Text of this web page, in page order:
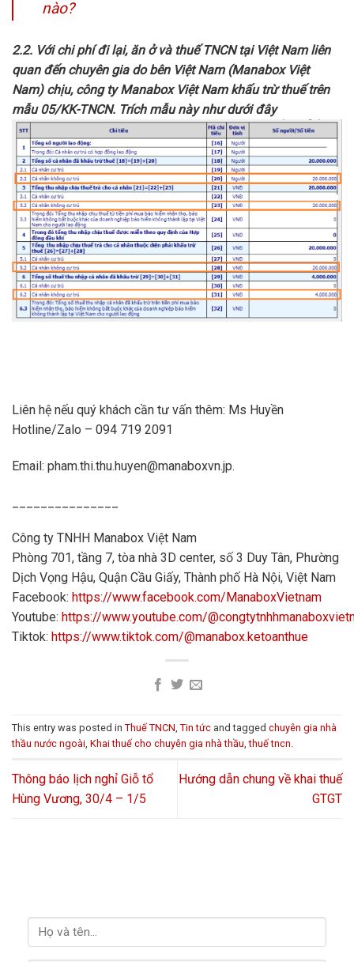
nào?
2.2. Vớichi phí đi lại, ăn ở và thuế TNCN tại Việt Nam liên
quan đến chuyên gia do bên Việt Nam (Manabox Việt
Nam) chịu, công ty Manabox Việt Nam khấu trừ thuế trên
mẫu 05/KK-TNCN. Trích mẫu này như dưới đây
Liên hệ nếu quý khách cần tư vấn thêm: Ms Huyền
Hotline/Zalo – 094 719 2091
Email: pham.thi.thu.huyen@manaboxvn.jp.
Công ty TNHH Manabox Việt Nam
Phòng 701, tầng 7, tòa nhà 3D center, số 3 Duy Tân, Phường
Dịch Vọng Hậu, Quận Cầu Giấy, Thành phố Hà Nội, Việt Nam
Facebook: https://www.facebook.com/ManaboxVietnam
Youtube: https://www.youtube.com/
Tiktok: https://www.tiktok.com/@manabox.ketoanthue
This entry was posted in Thuế TNCN, Tin tức and tagged chuyên gia nhà
thầu nước ngoài, Khai thuế cho chuyên gia nhà thầu,thuế tncn.
Thông báo lịch nghỉ Giỗ tổ
Hùng Vương, 30/4 – 1/5
Hướng dẫn chung về khai thuế
GTGT